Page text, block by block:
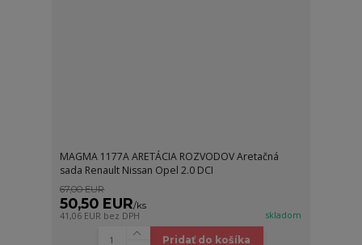
MAGMA 1177A ARETÁCIA ROZVODOV Aretačná
sada Renault Nissan Opel 2.0 DCI
67,00 EUR
50,50 EUR/ks
41,06 EUR bez DPH skladom
Pridať do košíka